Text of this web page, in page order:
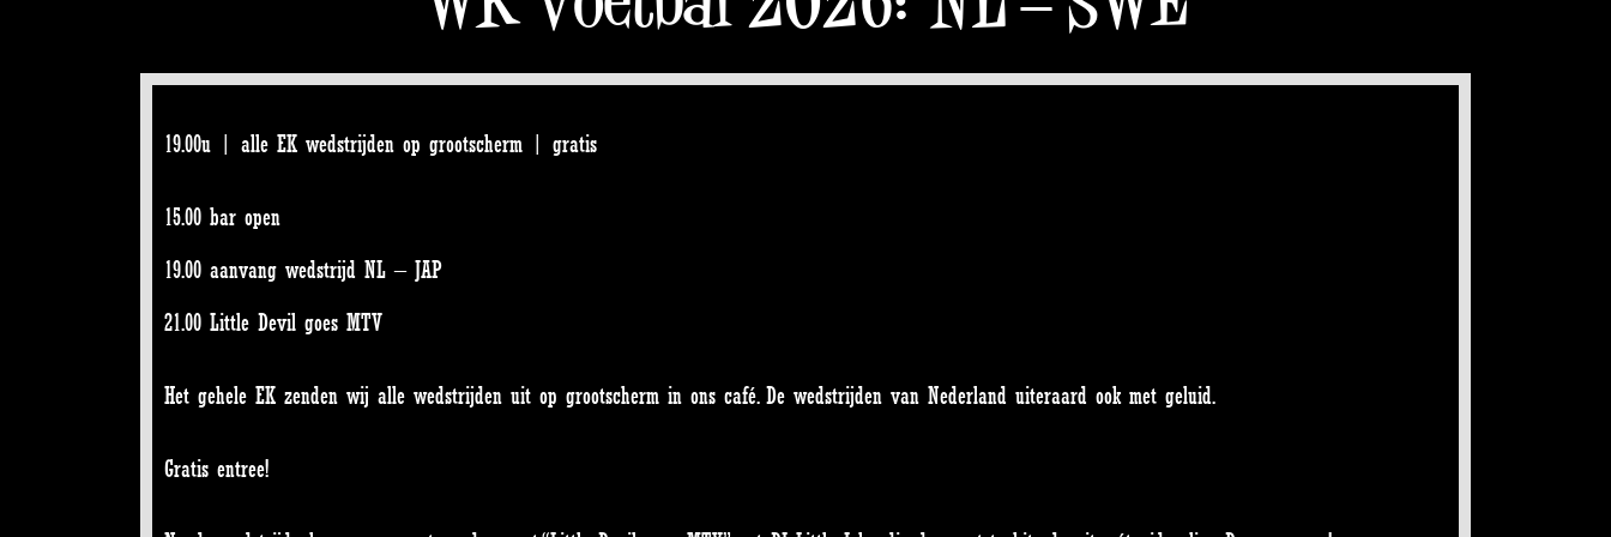
19.00u | alle EK wedstrijden op grootscherm | gratis
15.00 bar open
19.00 aanvang wedstrijd NL – JAP
21.00 Little Devil goes MTV
Het gehele EK zenden wij alle wedstrijden uit op grootscherm in ons café. De wedstrijden van Nederland uiteraard ook met geluid.
Gratis entree!